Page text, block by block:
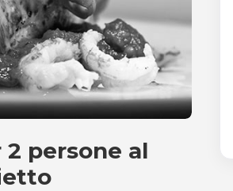
2 persone
2 persone al